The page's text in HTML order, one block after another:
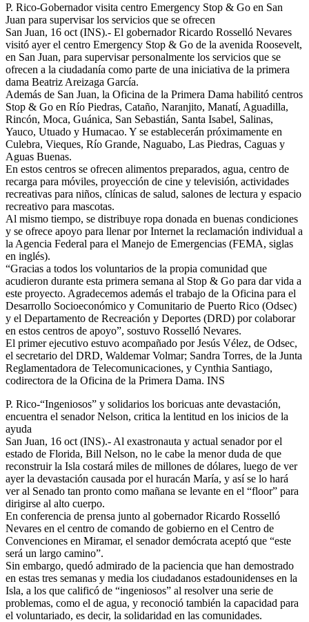
P. Rico-Gobernador visita centro Emergency Stop & Go en San
Juan para supervisar los servicios que se ofrecen
San Juan, 16 oct (INS).- El gobernador Ricardo Rosselló Nevares
visitó ayer el centro Emergency Stop & Go de la avenida Roosevelt,
en San Juan, para supervisar personalmente los servicios que se
ofrecen a la ciudadanía como parte de una iniciativa de la primera
dama Beatriz Areizaga García.
Además de San Juan, la Oficina de la Primera Dama habilitó centros
Stop & Go en Río Piedras, Cataño, Naranjito, Manatí, Aguadilla,
Rincón, Moca, Guánica, San Sebastián, Santa Isabel, Salinas,
Yauco, Utuado y Humacao. Y se establecerán próximamente en
Culebra, Vieques, Río Grande, Naguabo, Las Piedras, Caguas y
Aguas Buenas.
En estos centros se ofrecen alimentos preparados, agua, centro de
recarga para móviles, proyección de cine y televisión, actividades
recreativas para niños, clínicas de salud, salones de lectura y espacio
recreativo para mascotas.
Al mismo tiempo, se distribuye ropa donada en buenas condiciones
y se ofrece apoyo para llenar por Internet la reclamación individual a
la Agencia Federal para el Manejo de Emergencias (FEMA, siglas
en inglés).
“Gracias a todos los voluntarios de la propia comunidad que
acudieron durante esta primera semana al Stop & Go para dar vida a
este proyecto. Agradecemos además el trabajo de la Oficina para el
Desarrollo Socioeconómico y Comunitario de Puerto Rico (Odsec)
y el Departamento de Recreación y Deportes (DRD) por colaborar
en estos centros de apoyo”, sostuvo Rosselló Nevares.
El primer ejecutivo estuvo acompañado por Jesús Vélez, de Odsec,
el secretario del DRD, Waldemar Volmar; Sandra Torres, de la Junta
Reglamentadora de Telecomunicaciones, y Cynthia Santiago,
codirectora de la Oficina de la Primera Dama. INS
P. Rico-“Ingeniosos” y solidarios los boricuas ante devastación,
encuentra el senador Nelson, critica la lentitud en los inicios de la
ayuda
San Juan, 16 oct (INS).- Al exastronauta y actual senador por el
estado de Florida, Bill Nelson, no le cabe la menor duda de que
reconstruir la Isla costará miles de millones de dólares, luego de ver
ayer la devastación causada por el huracán María, y así se lo hará
ver al Senado tan pronto como mañana se levante en el “floor” para
dirigirse al alto cuerpo.
En conferencia de prensa junto al gobernador Ricardo Rosselló
Nevares en el centro de comando de gobierno en el Centro de
Convenciones en Miramar, el senador demócrata aceptó que “este
será un largo camino”.
Sin embargo, quedó admirado de la paciencia que han demostrado
en estas tres semanas y media los ciudadanos estadounidenses en la
Isla, a los que calificó de “ingeniosos” al resolver una serie de
problemas, como el de agua, y reconoció también la capacidad para
el voluntariado, es decir, la solidaridad en las comunidades.